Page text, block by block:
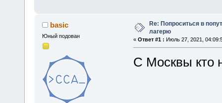
basic
Юный подован
Re: Попроситься в
лагерю
« Ответ #1 : Июль 27, 2021,
С Москвы кто